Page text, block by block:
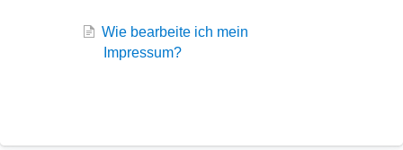
Wie bearbeite ich mein
Impressum?